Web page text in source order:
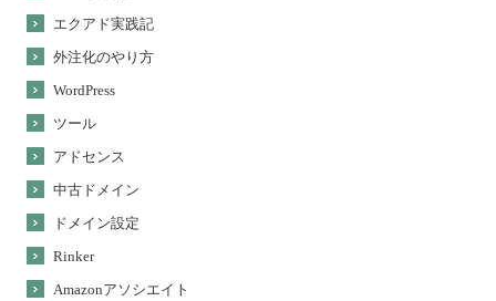
エクアド実践記
外注化のやり方
WordPress
ツール
アドセンス
中古ドメイン
ドメイン設定
Rinker
Amazonアソシエイト